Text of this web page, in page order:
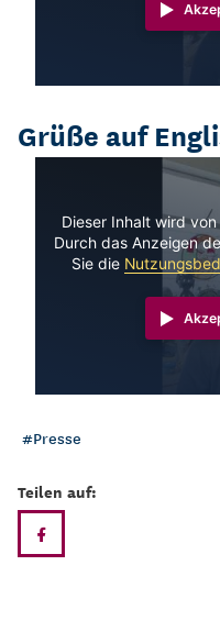
Grüße auf
Dieser Inhalt wird
Durch das Anzeigen
Sie die
Presse
Teilen auf: